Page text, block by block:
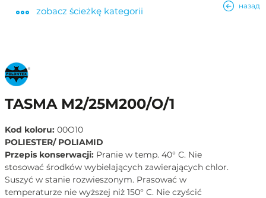
zobacz ścieżkę kategorii назад
TASMA M2/25M200/O/1
Kod koloru: 00O10
POLIESTER/ POLIAMID
Przepis konserwacji: Pranie w temp. 40° C. Nie
stosować środków wybielających zawierających chlor.
Suszyć w stanie rozwieszonym. Prasować w
temperaturze nie wyższej niż 150° C. Nie czyścić